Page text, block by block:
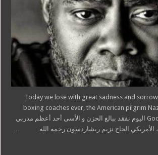
Today we lose with great sadness and
boxing coaches ever, the American pilgrim
God have mercy on him اليوم نفقد ببالغ الحزن و الأسى أحد أعظم مدربي
الأمريكي الحاج نزيم ريشاردسون رحمه الله …